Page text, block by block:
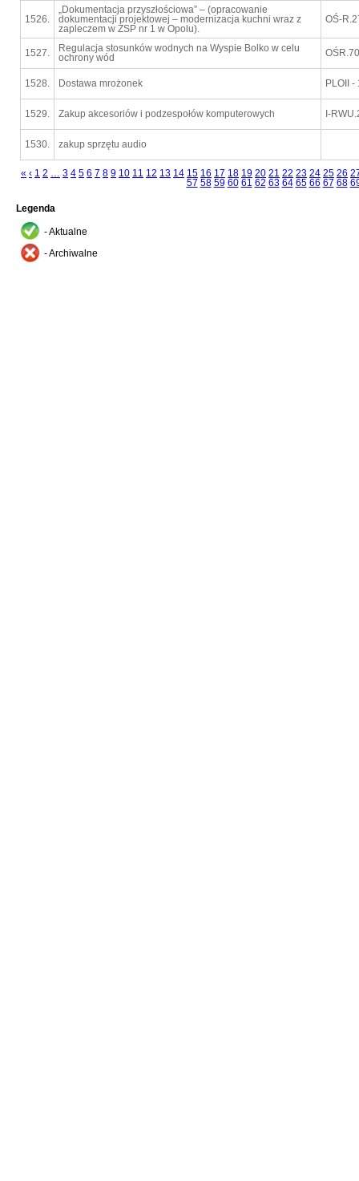
1526.
„Dokumentacja przyszłościowa” – (opracowanie
dokumentacji projektowej – modernizacja kuchni wraz z
zapleczem w ZSP nr 1 w Opolu).
OŚ-
1527.
Regulacja stosunków wodnych na Wyspie Bolko w celu
ochrony wód
1528. Dostawa mrożonek PLOII
1529. Zakup akcesoriów i podzespołów komputerowych I-
1530. zakup sprzętu audio
« ‹ 1 2 … 3 4 5 6 7 8 9 10 11 12 13 14 15 16 17 18 19 20 21 22 23 24 25 26
57 58 59 60 61 62 63 64 65 66 67 68
Legenda
- Aktualne
- Archiwalne